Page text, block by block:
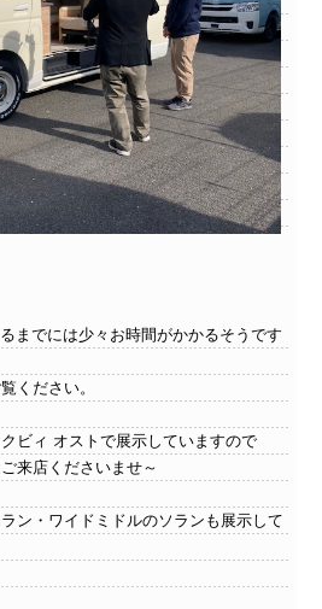
までには少々お時間がかかるそうです
ください。
ビィ オストで展示していますので
来店くださいませ～
ン・ワイドミドルのソランも展示して